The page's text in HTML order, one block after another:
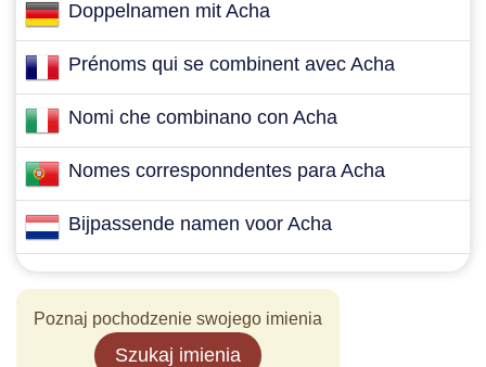
Doppelnamen mit Acha
Prénoms qui se combinent avec Acha
Nomi che combinano con Acha
Nomes corresponndentes para Acha
Bijpassende namen voor Acha
Poznaj pochodzenie swojego imienia
Szukaj imienia